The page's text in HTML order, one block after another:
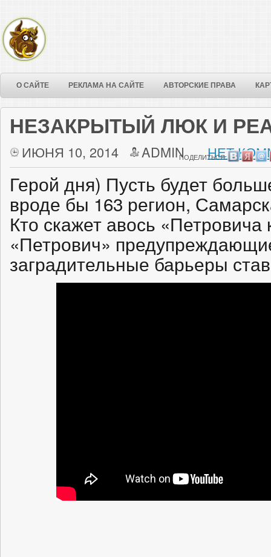
О САЙТЕ РЕКЛАМА НА САЙТЕ АВТОРСКИЕ ПРАВА
НЕЗАКРЫТЫЙ ЛЮК И
ИЮНЯ 10, 2014 ADMIN НЕТ
ПОДЕЛИТЬСЯ:
Герой дня) Пусть будет
вроде бы 163 регион,
Кто скажет авось «Петровича
«Петрович»
заградительные барьеры